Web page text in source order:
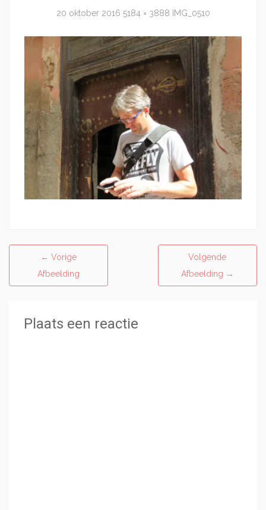
20 oktober 2016 5184 × 3888 IMG_0510
← Vorige
Afbeelding
Volgende
Afbeelding →
Plaats een reactie